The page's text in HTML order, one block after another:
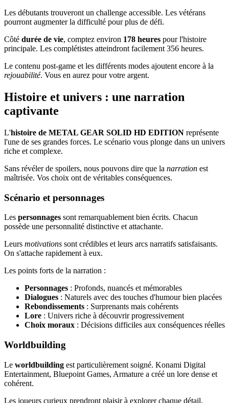
Les débutants trouveront un challenge accessible. Les vétérans
pourront augmenter la difficulté pour plus de défi.
Côté durée de vie, comptez environ 178 heures pour l'histoire
principale. Les complétistes atteindront facilement 356 heures.
Le contenu post-game et les différents modes ajoutent encore à la
rejouabilité. Vous en aurez pour votre argent.
Histoire et univers : une narration
captivante
L'histoire de METAL GEAR SOLID HD EDITION représente
l'une de ses grandes forces. Le scénario vous plonge dans un univers
riche et complexe.
Sans révéler de spoilers, nous pouvons dire que la narration est
maîtrisée. Vos choix ont de véritables conséquences.
Scénario et personnages
Les personnages sont remarquablement bien écrits. Chacun
possède une personnalité distinctive et attachante.
Leurs motivations sont crédibles et leurs arcs narratifs satisfaisants.
On s'attache rapidement à eux.
Les points forts de la narration :
Personnages : Profonds, nuancés et mémorables
Dialogues : Naturels avec des touches d'humour bien placées
Rebondissements : Surprenants mais cohérents
Lore : Univers riche à découvrir progressivement
Choix moraux : Décisions difficiles aux conséquences réelles
Worldbuilding
Le worldbuilding est particulièrement soigné. Konami Digital
Entertainment, Bluepoint Games, Armature a créé un lore dense et
cohérent.
Les joueurs curieux prendront plaisir à explorer chaque détail.